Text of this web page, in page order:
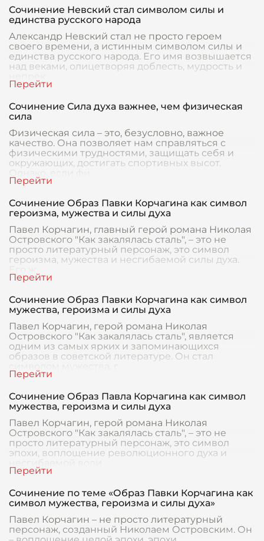
Сочинение Невский стал символом силы и
единства русского народа
Александр Невский стал не просто героем
своего времени, а истинным символом силы и
единства русского народа. Его имя возвышается
над веками, олицетворяя доблесть, мудрость и
Сочинение Сила духа важнее, чем физическая
сила
Физическая сила – это, безусловно, важное
качество. Она позволяет нам справляться с
физическими трудностями, защищать себя и
окружающих, достигать спортивных высот.
Однако, если фи
Сочинение Образ Павки Корчагина как символ
героизма, мужества и силы духа
Павел Корчагин, главный герой романа Николая
Островского "Как закалялась сталь", – это не
просто литературный персонаж, это символ
героизма, мужества и несгибаемой силы духа.
Его ж
Сочинение Образ Павки Корчагина как символ
мужества, героизма и силы духа
Павел Корчагин, герой романа Николая
Островского "Как закалялась сталь", является
одним из самых ярких и запоминающихся
образов в советской литературе. Он стал
Сочинение Образ Павла Корчагина как символ
мужества, героизма и силы духа
Павел Корчагин, герой романа Николая
Островского "Как закалялась сталь", – это не
просто литературный персонаж, это символ
эпохи, воплощение революционного духа и
несгибаемой воли
Сочинение по теме «Образ Павки Корчагина как
символ мужества, героизма и силы духа»
Павел Корчагин – не просто литературный
персонаж, созданный Николаем Островским. Он